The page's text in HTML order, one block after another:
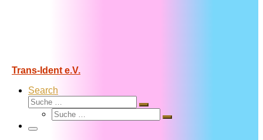
Trans-Ident e.V.
Search
Suche
Suche
Suche
Suche
Menü